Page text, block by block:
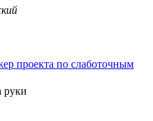
проекта по слаботочным
руки